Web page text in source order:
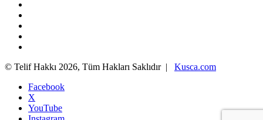
© Telif Hakkı 2026, Tüm Hakları Saklıdır | Kusca.com
Facebook
X
YouTube